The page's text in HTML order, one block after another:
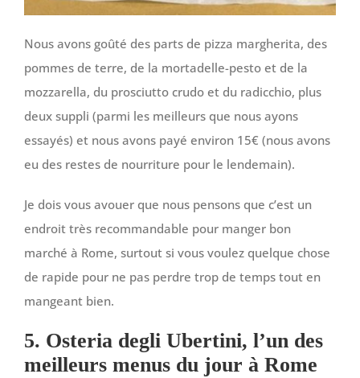
Nous avons goûté des parts de pizza margherita, des
pommes de terre, de la mortadelle-pesto et de la
mozzarella, du prosciutto crudo et du radicchio, plus
deux suppli (parmi les meilleurs que nous ayons
essayés) et nous avons payé environ 15€ (nous avons
eu des restes de nourriture pour le lendemain).
Je dois vous avouer que nous pensons que c’est un
endroit très recommandable pour manger bon
marché à Rome, surtout si vous voulez quelque chose
de rapide pour ne pas perdre trop de temps tout en
mangeant bien.
5. Osteria degli Ubertini, l’un des
meilleurs menus du jour à Rome